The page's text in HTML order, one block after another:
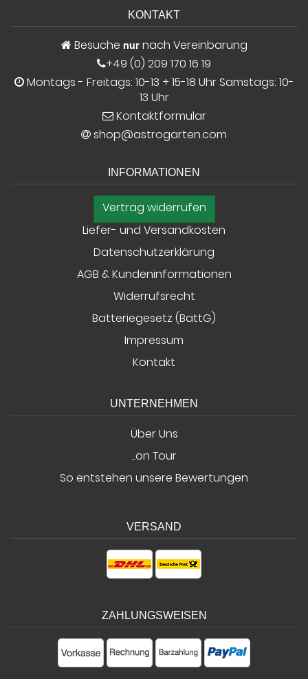
KONTAKT
Besuche nurnach Vereinbarung
+49 (0) 209 170 16 19
Montags - Freitags: 10-13 + 15-18 Uhr Samstags: 10-
13 Uhr
Kontaktformular
shop@astrogarten.com
INFORMATIONEN
Vertrag widerrufen
Liefer- und Versandkosten
Datenschutzerklärung
AGB & Kundeninformationen
Widerrufsrecht
Batteriegesetz (BattG)
Impressum
Kontakt
UNTERNEHMEN
Über Uns
...on Tour
So entstehen unsere Bewertungen
VERSAND
ZAHLUNGSWEISEN